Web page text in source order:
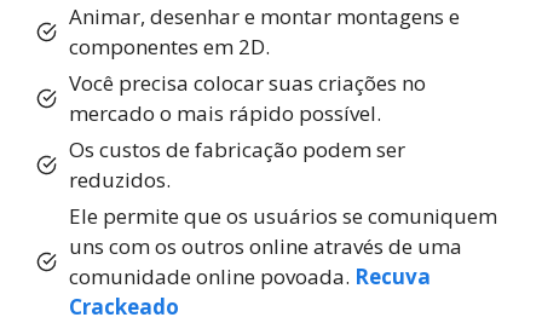
Animar, desenhar e montar montagens e
componentes em 2D.
Você precisa colocar suas criações no
mercado o mais rápido possível.
Os custos de fabricação podem ser
reduzidos.
Ele permite que os usuários se comuniquem
uns com os outros online através de uma
comunidade online povoada. Recuva
Crackeado